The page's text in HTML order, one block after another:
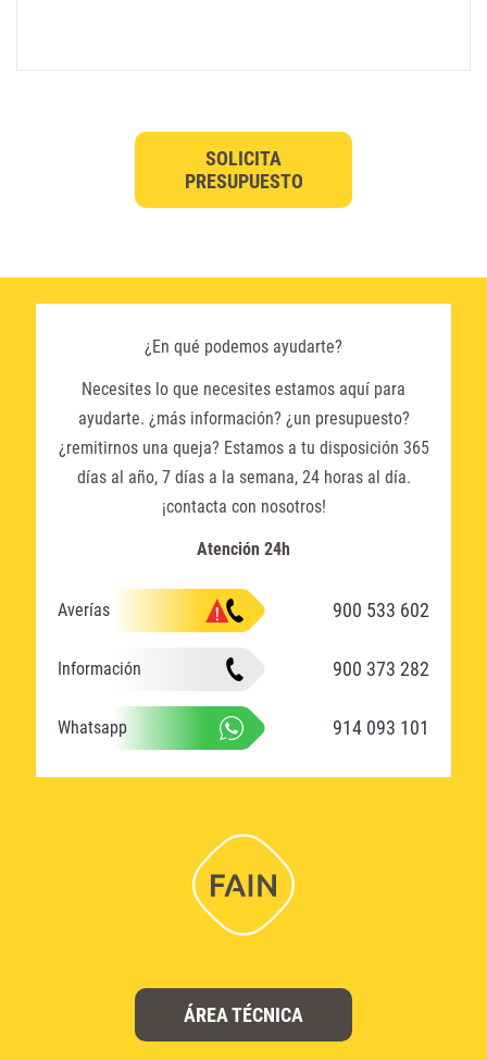
SOLICITA
PRESUPUESTO
¿En qué podemos ayudarte?
Necesites lo que necesites estamos aquí para
ayudarte. ¿más información? ¿un presupuesto?
¿remitirnos una queja? Estamos a tu disposición 365
días al año, 7 días a la semana, 24 horas al día.
¡contacta con nosotros!
Atención 24h
Averías 900 533 602
Información 900 373 282
Whatsapp 914 093 101
ÁREA TÉCNICA